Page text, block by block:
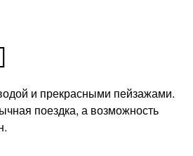
и прекрасными пейзажами.
поездка, а возможность